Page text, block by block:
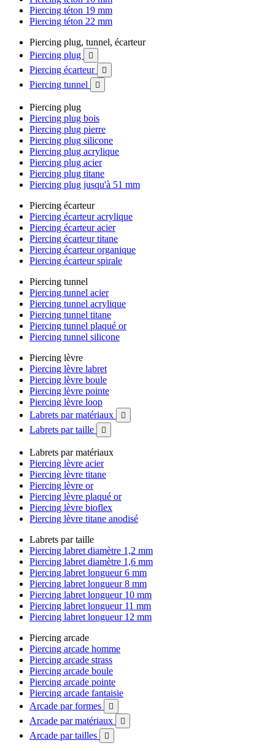
Piercing téton 19 mm
Piercing téton 22 mm
Piercing plug, tunnel, écarteur
Piercing plug

Piercing écarteur 
Piercing tunnel 
Piercing plug
Piercing plug bois
Piercing plug pierre
Piercing plug silicone
Piercing plug acrylique
Piercing plug acier
Piercing plug titane
Piercing plug jusqu'à 51 mm
Piercing écarteur
Piercing écarteur acrylique
Piercing écarteur acier
Piercing écarteur titane
Piercing écarteur organique
Piercing écarteur spirale
Piercing tunnel
Piercing tunnel acier
Piercing tunnel acrylique
Piercing tunnel titane
Piercing tunnel plaqué or
Piercing tunnel silicone
Piercing lèvre
Piercing lèvre labret
Piercing lèvre boule
Piercing lèvre pointe
Piercing lèvre loop
Labrets par matériaux

Labrets par taille 
Labrets par matériaux
Piercing lèvre acier
Piercing lèvre titane
Piercing lèvre or
Piercing lèvre plaqué or
Piercing lèvre bioflex
Piercing lèvre titane anodisé
Labrets par taille
Piercing labret diamètre 1,2 mm
Piercing labret diamètre 1,6 mm
Piercing labret longueur 6 mm
Piercing labret longueur 8 mm
Piercing labret longueur 10 mm
Piercing labret longueur 11 mm
Piercing labret longueur 12 mm
Piercing arcade
Piercing arcade homme
Piercing arcade strass
Piercing arcade boule
Piercing arcade pointe
Piercing arcade fantaisie
Arcade par formes

Arcade par matériaux 
Arcade par tailles 